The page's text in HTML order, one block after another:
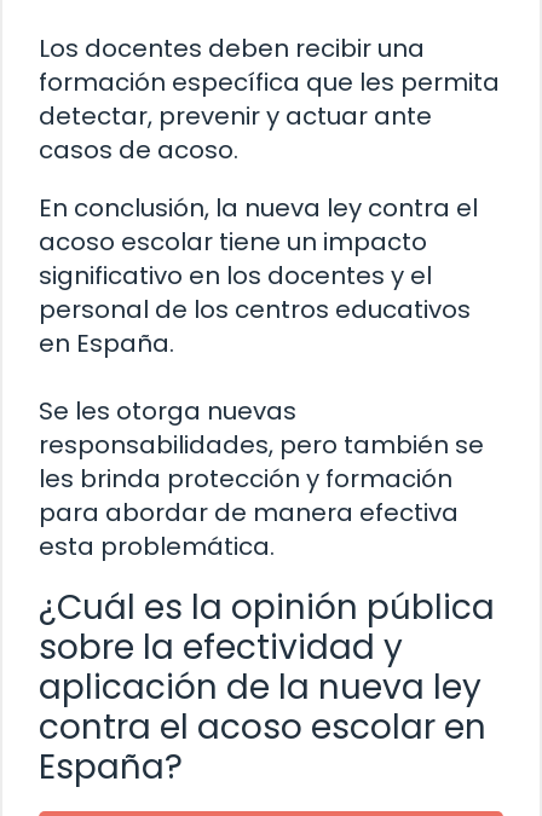
Los docentes deben recibir una
formación específica que les permita
detectar, prevenir y actuar ante
casos de acoso.
En conclusión, la nueva ley contra el
acoso escolar tiene un impacto
significativo en los docentes y el
personal de los centros educativos
en España.
Se les otorga nuevas
responsabilidades, pero también se
les brinda protección y formación
para abordar de manera efectiva
esta problemática.
¿Cuál es la opinión pública
sobre la efectividad y
aplicación de la nueva ley
contra el acoso escolar en
España?